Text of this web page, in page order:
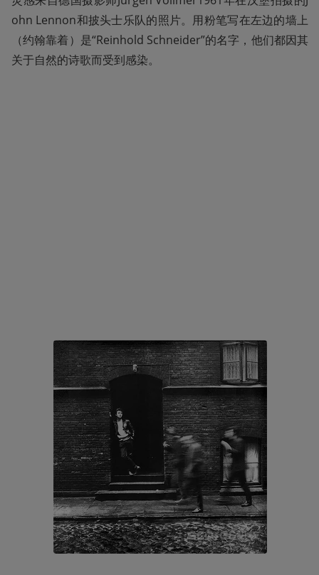
ohn Lennon和披头士乐队的照片。用粉笔写在左边的墙上
（约翰靠着）是“Reinhold Schneider”的名字，他们都因其
关于自然的诗歌而受到感染。